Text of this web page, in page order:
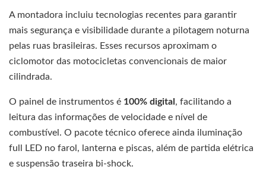
A montadora incluiu tecnologias recentes para garantir
mais segurança e visibilidade durante a pilotagem noturna
pelas ruas brasileiras. Esses recursos aproximam o
ciclomotor das motocicletas convencionais de maior
cilindrada.
O painel de instrumentos é 100% digital , facilitando a
leitura das informações de velocidade e nível de
combustível. O pacote técnico oferece ainda iluminação
full LED no farol, lanterna e piscas, além de partida elétrica
e suspensão traseira bi-shock.